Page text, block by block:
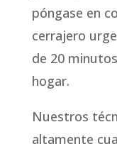
póngase en
cerrajero
de 20
hogar.
Nuestros
altamente